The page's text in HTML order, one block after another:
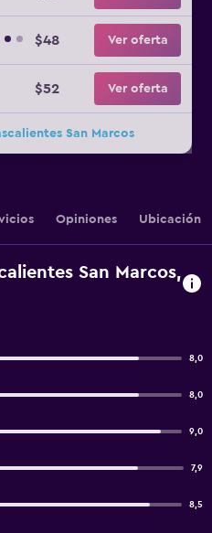
$48 Ver oferta
$52 Ver oferta
San Marcos
Opiniones Ubicación
San Marcos,
8,0
8,0
9,0
7,9
8,5